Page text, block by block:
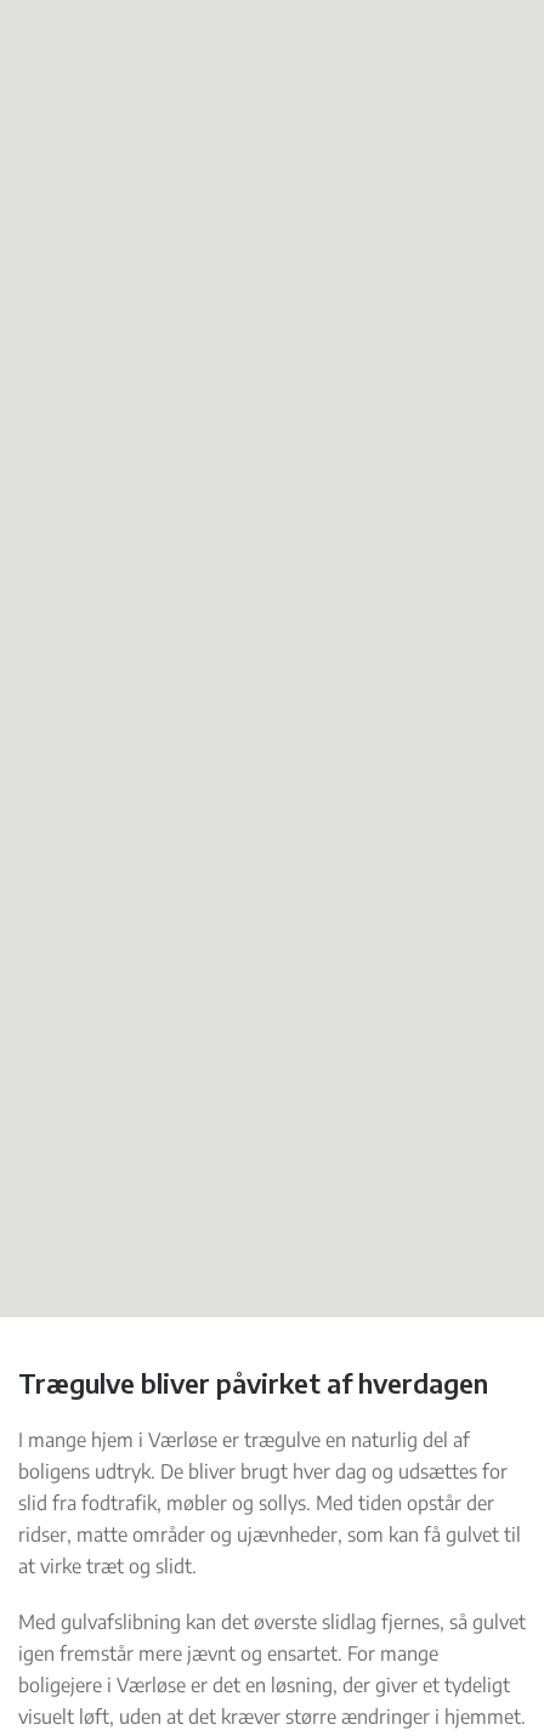
Trægulve bliver påvirket af hverdagen
I mange hjem i Værløse er trægulve en naturlig del af
boligens udtryk. De bliver brugt hver dag og udsættes for
slid fra fodtrafik, møbler og sollys. Med tiden opstår der
ridser, matte områder og ujævnheder, som kan få gulvet til
at virke træt og slidt.
Med gulvafslibning kan det øverste slidlag fjernes, så gulvet
igen fremstår mere jævnt og ensartet. For mange
boligejere i Værløse er det en løsning, der giver et tydeligt
visuelt løft, uden at det kræver større ændringer i hjemmet.